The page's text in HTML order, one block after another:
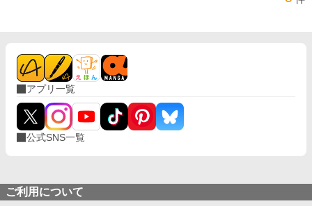
アプリ一覧
公式SNS一覧
ご利用について